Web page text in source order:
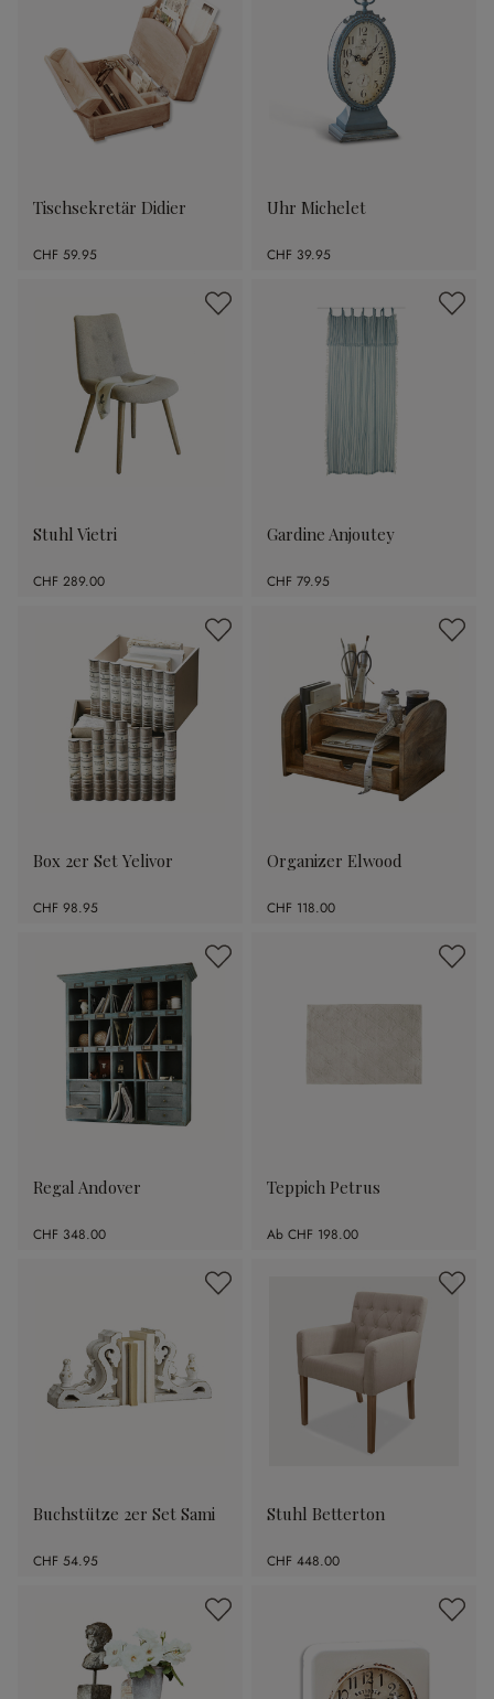
Tischsekretär Didier
CHF 59.95
Uhr Michelet
CHF 39.95
Stuhl Vietri
CHF 289.00
Gardine Anjoutey
CHF 79.95
Box 2er Set Yelivor
CHF 98.95
Organizer Elwood
CHF 118.00
Regal Andover
CHF 348.00
Teppich Petrus
Ab CHF 198.00
Buchstütze 2er Set Sami
CHF 54.95
Stuhl Betterton
CHF 448.00